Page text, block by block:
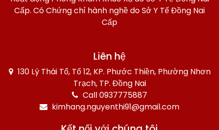
Cấp. Có Chứng chỉ hành nghề do Sở Y Tế Đồng Nai
Cấp
Liên hệ
130 Lý Thái Tổ, Tổ 12, KP. Phước Thiền, Phường Nhơn
Trạch, TP. Đồng Nai
Call 0937775887
kimhang.nguyenthi91@gmail.com